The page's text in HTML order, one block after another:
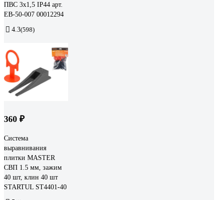
ПВС 3x1,5 IP44 арт.
EB-50-007 00012294
4.3(598)
360 ₽
Система
выравнивания
плитки MASTER
СВП 1.5 мм, зажим
40 шт, клин 40 шт
STARTUL ST4401-40